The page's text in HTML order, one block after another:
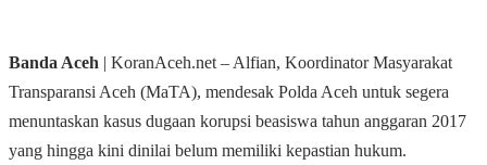
Banda Aceh | KoranAceh.net – Alfian, Koordinator Masyarakat
Transparansi Aceh (MaTA), mendesak Polda Aceh untuk segera
menuntaskan kasus dugaan korupsi beasiswa tahun anggaran 2017
yang hingga kini dinilai belum memiliki kepastian hukum.